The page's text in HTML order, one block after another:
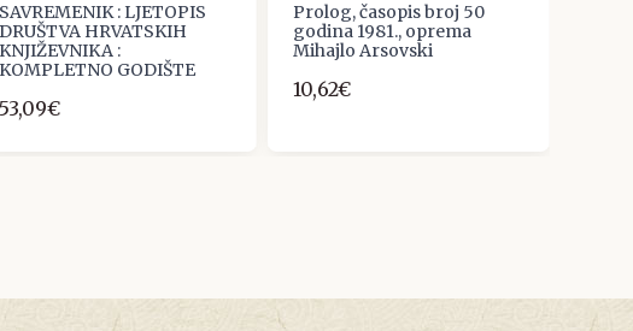
SAVREMENIK : LJETOPIS
DRUŠTVA HRVATSKIH
KNJIŽEVNIKA :
KOMPLETNO GODIŠTE
53,09€
Prolog, časopis broj 50
godina 1981., oprema
Mihajlo Arsovski
10,62€